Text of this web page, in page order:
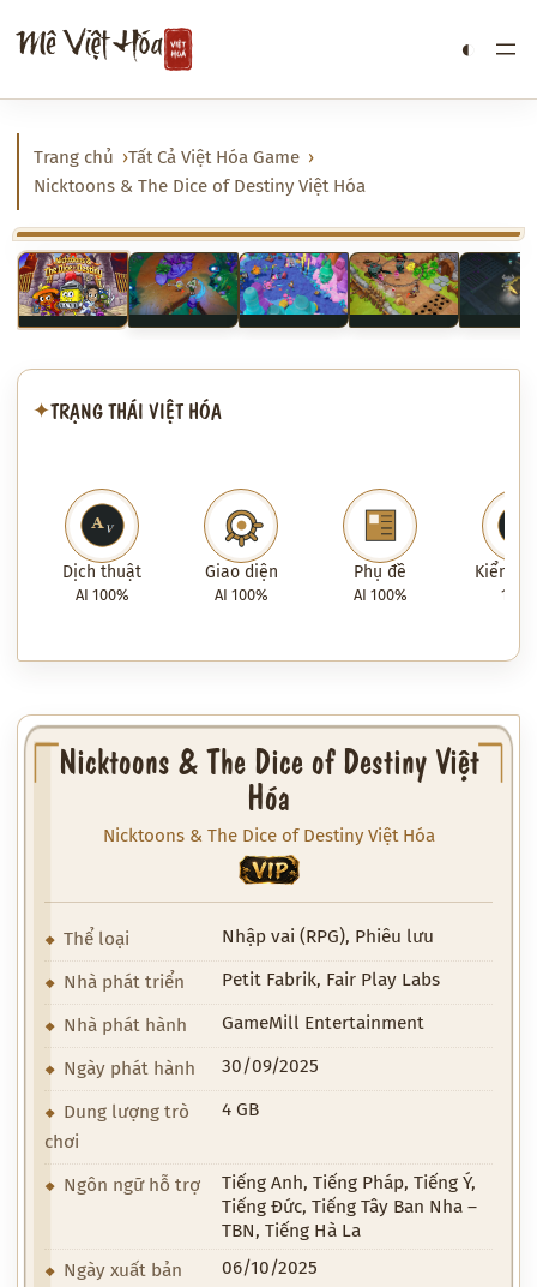
đến
nội
dung
Mê Việt Hóa ◐
Trang chủ
Tất Cả Việt Hóa Game
Nicktoons & The Dice of Destiny Việt Hóa
‹ ›
✦TRẠNG THÁI VIỆT HÓA
Dịch thuật
AI 100%
Giao diện
AI 100%
Phụ đề
AI 100%
Kiểm
100%
Nicktoons & The Dice of Destiny Việt
Hóa
Nicktoons & The Dice of Destiny Việt Hóa
VIP
Thể loại Nhập vai (RPG), Phiêu lưu
Nhà phát triển Petit Fabrik, Fair Play Labs
Nhà phát hành GameMill Entertainment
Ngày phát hành 30/09/2025
Dung lượng trò
chơi
4 GB
Ngôn ngữ hỗ trợ
Tiếng Anh, Tiếng Pháp, Tiếng Ý,
Tiếng Đức, Tiếng Tây Ban Nha –
TBN, Tiếng Hà La
Ngày xuất bản
06/10/2025